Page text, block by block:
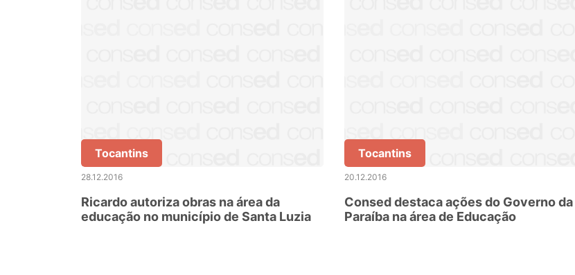
Tocantins
28.12.2016
Ricardo autoriza obras na área da
educação no município de Santa Luzia
Tocantins
20.12.2016
Consed destaca ações do Governo da
Paraíba na área de Educação